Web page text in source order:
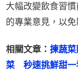
大幅改變飲食習
的專業意見，以免
相關文章： 揀蔬
菜　秒速挑鮮甜一